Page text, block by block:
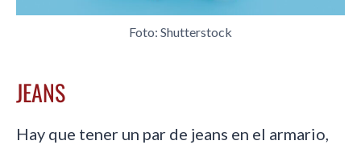
Foto: Shutterstock
JEANS
Hay que tener un par de jeans en el armario,